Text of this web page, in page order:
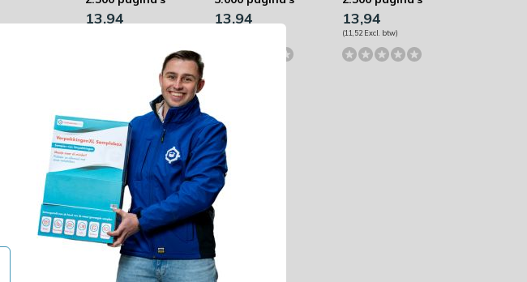
13,94 13,94 13,94
(11,52 Excl. btw)